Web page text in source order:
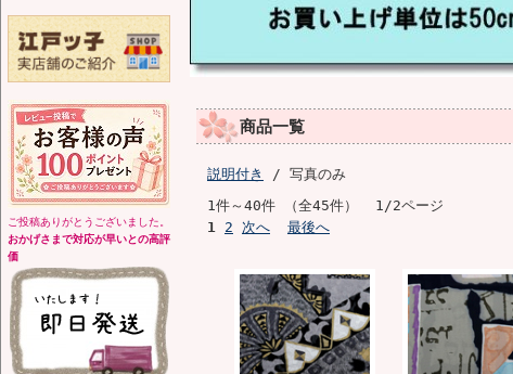
ご投稿ありがとうございました。
おかげさまで対応が早いとの高評
価
商品一覧
説明付き
/ 写真のみ
1件～40件 （全45件） 1/2ページ
1 2 次へ 最後へ